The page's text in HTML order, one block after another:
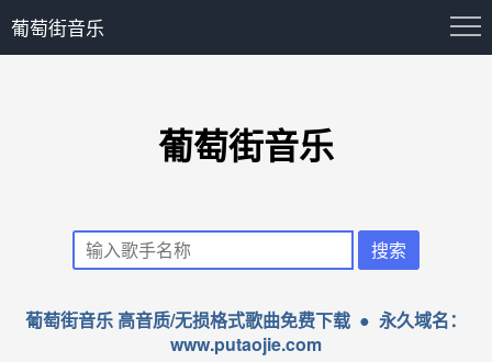
葡萄街音乐
葡萄街音乐
葡萄街音乐 高音质/无损格式歌曲免费下载 ● 永久域名：
www.putaojie.com